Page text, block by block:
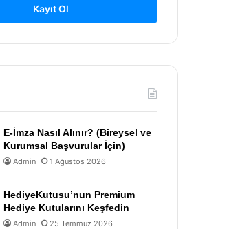
Kayıt Ol
E-İmza Nasıl Alınır? (Bireysel ve
Kurumsal Başvurular İçin)
Admin 1 Ağustos 2026
HediyeKutusu’nun Premium
Hediye Kutularını Keşfedin
Admin 25 Temmuz 2026